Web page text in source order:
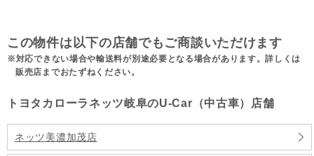
この物件は以下の店舗でもご商談いただけます
対応できない場合や輸送料が別途必要となる場合があります。詳しくは
販売店までおたずねください。
トヨタカローラネッツ岐阜のU-Car（中古車）店舗
ネッツ美濃加茂店